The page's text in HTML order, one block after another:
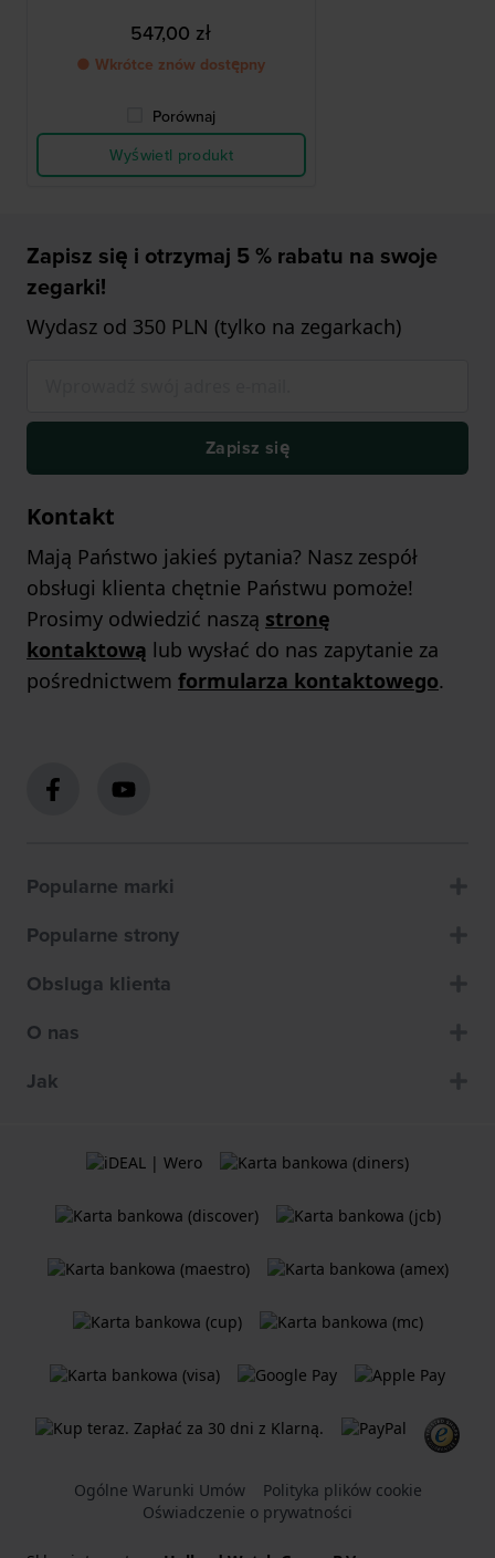
547,00 zł
● Wkrótce znów dostępny
Porównaj
Wyświetl produkt
Zapisz się i otrzymaj 5 % rabatu na swoje
zegarki!
Wydasz od 350 PLN (tylko na zegarkach)
Zapisz się
Kontakt
Mają Państwo jakieś pytania? Nasz zespół
obsługi klienta chętnie Państwu pomoże!
Prosimy odwiedzić naszą stronę
kontaktową lub wysłać do nas zapytanie za
pośrednictwem formularza kontaktowego.
Popularne marki
Popularne strony
Obsluga klienta
O nas
Jak
Ogólne Warunki Umów
Polityka plików cookie
Oświadczenie o prywatności